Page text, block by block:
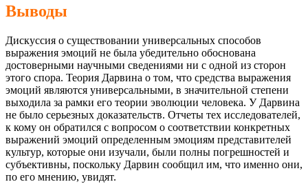
Выводы
Дискуссия о существовании универсальных способов
выражения эмоций не была убедительно обоснована
достоверными научными сведениями ни с одной из сторон
этого спора. Теория Дарвина о том, что средства выражения
эмоций являются универсальными, в значительной степени
выходила за рамки его теории эволюции человека. У Дарвина
не было серьезных доказательств. Отчеты тех исследователей,
к кому он обратился с вопросом о соответствии конкретных
выражений эмоций определенным эмоциям представителей
культур, которые они изучали, были полны погрешностей и
субъективны, поскольку Дарвин сообщил им, что именно они,
по его мнению, увидят.